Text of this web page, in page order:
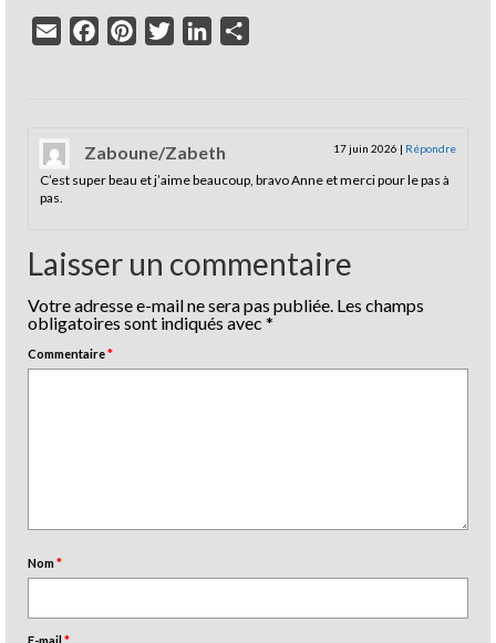
Email FacebookPinterestTwitterLinkedIn
Zaboune/Zabeth 17 juin 2026 | Répondre
C’est super beau et j’aime beaucoup, bravo Anne et merci pour le pas à
pas.
Laisser un commentaire
Votre adresse e-mail ne sera pas publiée. Les champs
obligatoires sont indiqués avec *
Commentaire*
Nom*
E-mail*